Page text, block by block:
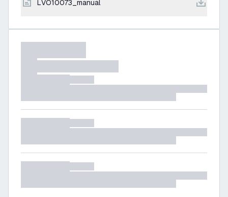
LVO10073_manual